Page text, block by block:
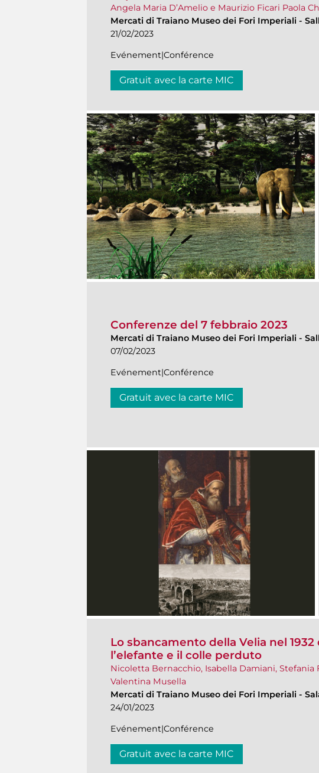
Angela Maria D’Amelio e Maurizio Ficari Paola
Mercati di Traiano Museo dei Fori Imperiali -
21/02/2023
Evénement|Conférence
Gratuit avec la carte MIC
Conferenze del 7 febbraio 2023
Mercati di Traiano Museo dei Fori Imperiali -
07/02/2023
Evénement|Conférence
Gratuit avec la carte MIC
Lo sbancamento della Velia nel 1932
l’elefante e il colle perduto
Nicoletta Bernacchio, Isabella Damiani,
Valentina Musella
Mercati di Traiano Museo dei Fori Imperiali -
24/01/2023
Evénement|Conférence
Gratuit avec la carte MIC